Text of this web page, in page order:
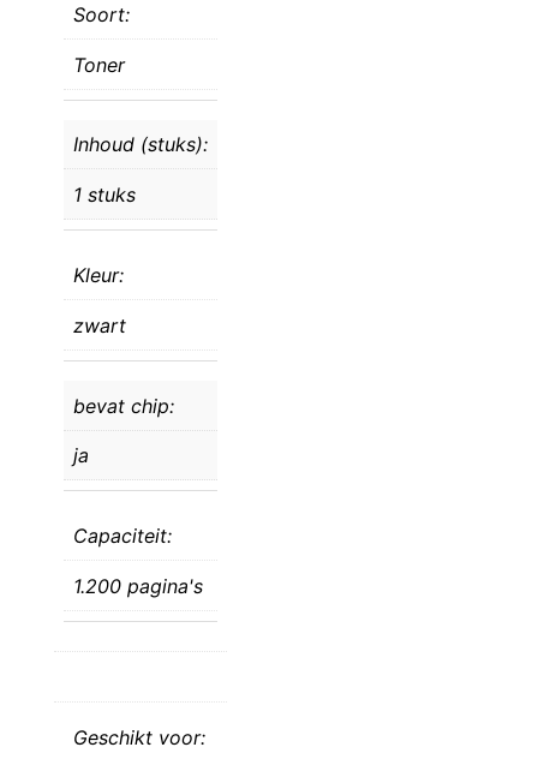
Soort:
Toner
Inhoud (stuks):
1 stuks
Kleur:
zwart
bevat chip:
ja
Capaciteit:
1.200 pagina's
Geschikt voor: